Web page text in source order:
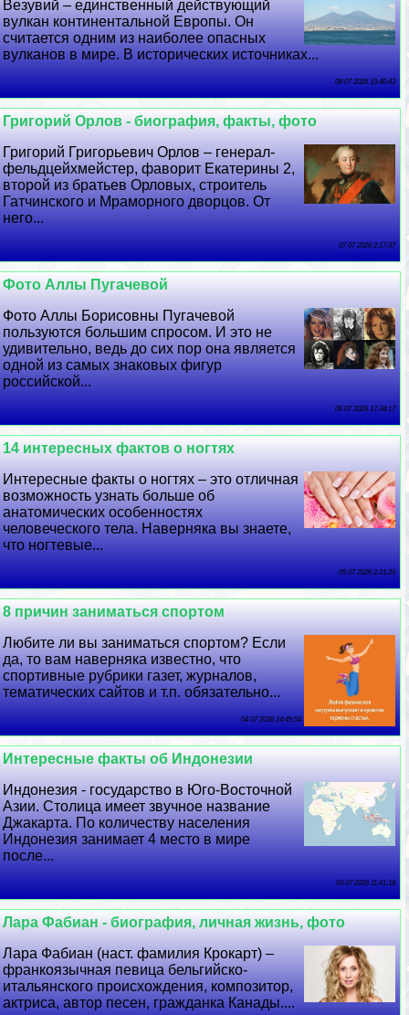
Везувий – единственный действующий
вулкан континентальной Европы. Он
считается одним из наиболее опасных
вулканов в мире. В исторических источниках...
08 07 2026 19:40:43
Григорий Орлов - биография, факты, фото
Григорий Григорьевич Орлов – генерал-
фельдцейхмейстер, фаворит Екатерины 2,
второй из братьев Орловых, строитель
Гатчинского и Мраморного дворцов. От
него...
07 07 2026 2:17:37
Фото Аллы Пугачевой
Фото Аллы Борисовны Пугачевой
пользуются большим спросом. И это не
удивительно, ведь до сих пор она является
одной из самых знаковых фигур
российской...
06 07 2026 17:34:17
14 интересных фактов о ногтях
Интересные факты о ногтях – это отличная
возможность узнать больше об
анатомических особенностях
человеческого тела. Наверняка вы знаете,
что ногтевые...
05 07 2026 2:31:29
8 причин заниматься спортом
Любите ли вы заниматься спортом? Если
да, то вам наверняка известно, что
спортивные рубрики газет, журналов,
тематических сайтов и т.п. обязательно...
04 07 2026 14:45:54
Интересные факты об Индонезии
Индонезия - государство в Юго-Восточной
Азии. Столица имеет звучное название
Джакарта. По количеству населения
Индонезия занимает 4 место в мире
после...
03 07 2026 11:41:18
Лара Фабиан - биография, личная жизнь, фото
Лара Фабиан (наст. фамилия Крокарт) –
франкоязычная певица бельгийско-
итальянского происхождения, композитор,
актриса, автор песен, гражданка Канады....